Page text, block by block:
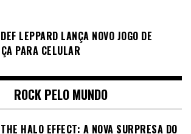
DEF LEPPARD LANÇA NOVO JOGO DE
PARA CELULAR
ROCK PELO MUNDO
THE HALO EFFECT: A NOVA SURPRESA DO